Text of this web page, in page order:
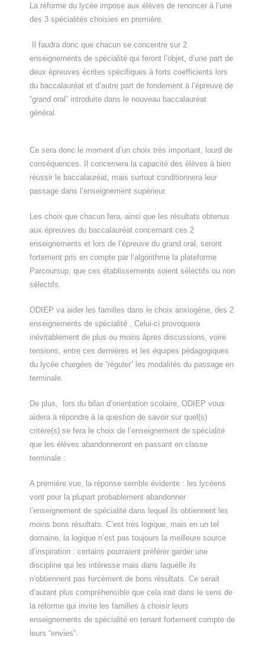
La réforme du lycée impose aux élèves de renoncer à l’une
des 3 spécialités choisies en première.
Il faudra donc que chacun se concentre sur 2
enseignements de spécialité qui feront l’objet, d’une part de
deux épreuves écrites spécifiques à forts coefficients lors
du baccalauréat et d’autre part de fondement à l’épreuve de
“grand oral” introduite dans le nouveau baccalauréat
général.
Ce sera donc le moment d’un choix très important, lourd de
conséquences. Il concernera la capacité des élèves à bien
réussir le baccalauréat, mais surtout conditionnera leur
passage dans l’enseignement supérieur.
Les choix que chacun fera, ainsi que les résultats obtenus
aux épreuves du baccalauréat concernant ces 2
enseignements et lors de l’épreuve du grand oral, seront
fortement pris en compte par l’algorithme la plateforme
Parcoursup, que ces établissements soient sélectifs ou non
sélectifs.
ODIEP va aider les familles dans le choix anxiogène, des 2
enseignements de spécialité . Celui-ci provoquera
inévitablement de plus ou moins âpres discussions, voire
tensions, entre ces dernières et les équipes pédagogiques
du lycée chargées de “réguler” les modalités du passage en
terminale.
De plus, lors du bilan d’orientation scolaire, ODIEP vous
aidera à répondre à la question de savoir sur quel(s)
critère(s) se fera le choix de l’enseignement de spécialité
que les élèves abandonneront en passant en classe
terminale :
A première vue, la réponse semble évidente : les lycéens
vont pour la plupart probablement abandonner
l’enseignement de spécialité dans lequel ils obtiennent les
moins bons résultats. C’est très logique, mais en un tel
domaine, la logique n’est pas toujours la meilleure source
d’inspiration : certains pourraient préférer garder une
discipline qui les intéresse mais dans laquelle ils
n’obtiennent pas forcément de bons résultats. Ce serait
d’autant plus compréhensible que cela irait dans le sens de
la réforme qui invite les familles à choisir leurs
enseignements de spécialité en tenant fortement compte de
leurs “envies”.